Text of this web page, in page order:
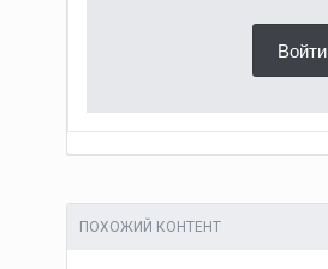
Войти
ПОХОЖИЙ КОНТЕНТ